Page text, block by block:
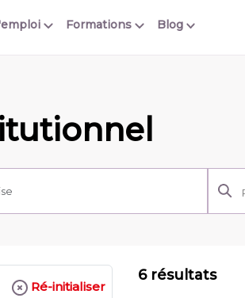
Blog
Formations
Ré-initialiser
6 résultats